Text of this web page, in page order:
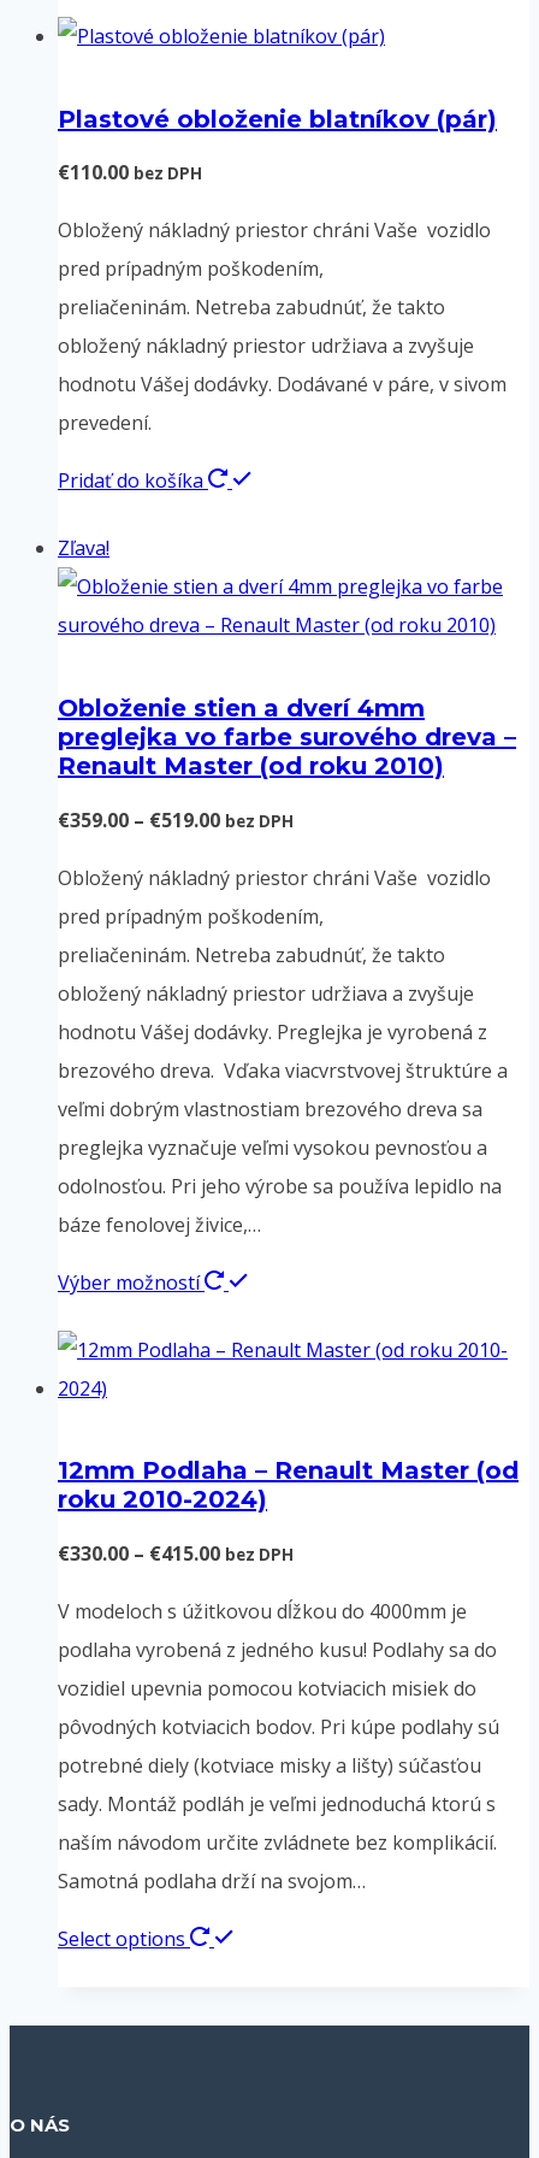
má
variantov.
môžete
vybrať
na
stránke
produktu.
Plastové obloženie blatníkov (pár)
€110.00 bez DPH
Obložený nákladný priestor chráni Vaše vozidlo
pred prípadným poškodením,
preliačeninám. Netreba zabudnúť, že takto
obložený nákladný priestor udržiava a zvyšuje
hodnotu Vášej dodávky. Dodávané v páre, v sivom
prevedení.
Pridať do košíka
Zľava!
Obloženie stien a dverí 4mm
preglejka vo farbe surového dreva –
Renault Master (od roku 2010)
€359.00 – €519.00Price
€359.00
through
bez DPH
Obložený nákladný priestor chráni Vaše vozidlo
pred prípadným poškodením,
preliačeninám. Netreba zabudnúť, že takto
obložený nákladný priestor udržiava a zvyšuje
hodnotu Vášej dodávky. Preglejka je vyrobená z
brezového dreva. Vďaka viacvrstvovej štruktúre a
veľmi dobrým vlastnostiam brezového dreva sa
preglejka vyznačuje veľmi vysokou pevnosťou a
odolnosťou. Pri jeho výrobe sa používa lepidlo na
báze fenolovej živice,…
Výber možností
Tento
má
Možnosti
si
môžete
na
stránke
produktu.
12mm Podlaha – Renault Master (od
roku 2010-2024)
€330.00 – €415.00Price
through
bez DPH
V modeloch s úžitkovou dĺžkou do 4000mm je
podlaha vyrobená z jedného kusu! Podlahy sa do
vozidiel upevnia pomocou kotviacich misiek do
pôvodných kotviacich bodov. Pri kúpe podlahy sú
potrebné diely (kotviace misky a lišty) súčasťou
sady. Montáž podláh je veľmi jednoduchá ktorú s
naším návodom určite zvládnete bez komplikácií.
Samotná podlaha drží na svojom…
Select options
Tento
O NÁS